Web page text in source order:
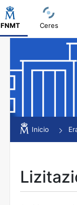
FNMT Ceres
Erakutsi/
Erakutsi/
Inicio